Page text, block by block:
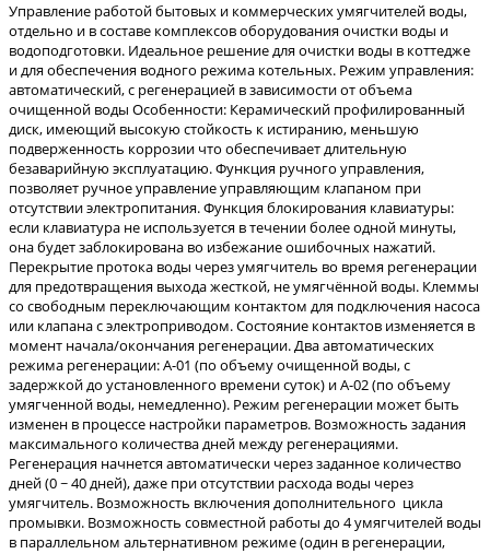
Управление работой бытовых и коммерческих умягчителей воды,
отдельно и в составе комплексов оборудования очистки воды и
водоподготовки. Идеальное решение для очистки воды в коттедже
и для обеспечения водного режима котельных. Режим управления:
автоматический, с регенерацией в зависимости от объема
очищенной воды Особенности: Керамический профилированный
диск, имеющий высокую стойкость к истиранию, меньшую
подверженность коррозии что обеспечивает длительную
безаварийную эксплуатацию. Функция ручного управления,
позволяет ручное управление управляющим клапаном при
отсутствии электропитания. Функция блокирования клавиатуры:
если клавиатура не используется в течении более одной минуты,
она будет заблокирована во избежание ошибочных нажатий.
Перекрытие протока воды через умягчитель во время регенерации
для предотвращения выхода жесткой, не умягчённой воды. Клеммы
со свободным переключающим контактом для подключения насоса
или клапана с электроприводом. Состояние контактов изменяется в
момент начала/окончания регенерации. Два автоматических
режима регенерации: A-01 (по объему очищенной воды, с
задержкой до установленного времени суток) и А-02 (по объему
умягченной воды, немедленно). Режим регенерации может быть
изменен в процессе настройки параметров. Возможность задания
максимального количества дней между регенерациями.
Регенерация начнется автоматически через заданное количество
дней (0 ~ 40 дней), даже при отсутствии расхода воды через
умягчитель. Возможность включения дополнительного цикла
промывки. Возможность совместной работы до 4 умягчителей воды
в параллельном альтернативном режиме (один в регенерации,